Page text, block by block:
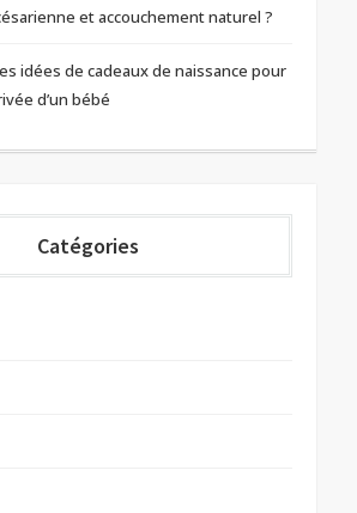
et accouchement naturel ?
idées de cadeaux de naissance pour
d’un bébé
Catégories